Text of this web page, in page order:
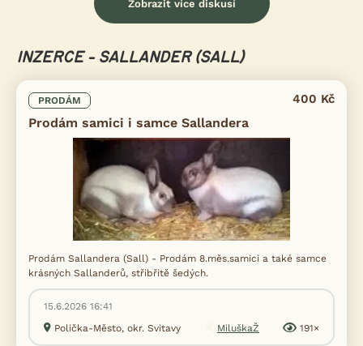
Zobrazit více diskusí
INZERCE - SALLANDER (SALL)
PRODÁM
Prodám samici i samce Sallandera
400 Kč
Prodám Sallandera (Sall) - Prodám 8.měs.samici a také samce
krásných Sallanderů, střibřitě šedých.
15.6.2026 16:41
Polička-Město, okr. Svitavy
MiluškaŽ 191×